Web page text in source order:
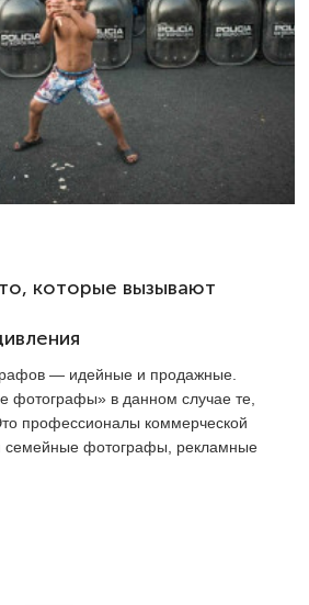
которые вызывают
— идейные и продажные.
фотографы» в данном случае те,
профессионалы коммерческой
фотографы, рекламные